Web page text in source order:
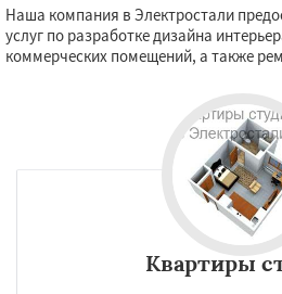
Наша компания в Электростали
услуг по разработке дизайна
коммерческих помещений, а также
Квартиры